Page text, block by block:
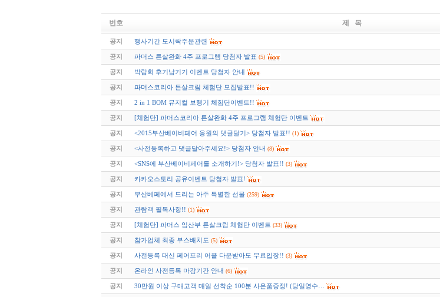
번호 제 목
공지 행사기간 도시락주문관련
공지 파머스 튼살완화 4주 프로그램 당첨자 발표 (5)
공지 박람회 후기남기기 이벤트 당첨자 안내
공지 파머스코리아 튼살크림 체험단 모집발표!!
공지 2 in 1 BOM 뮤지컬 보행기 체험단이벤트!!
공지 [체험단] 파머스코리아 튼살완화 4주 프로그램 체험단 이벤트
공지 <2015부산베이비페어 응원의 댓글달기> 당첨자 발표!! (1)
공지 <사전등록하고 댓글달아주세요!> 당첨자 안내 (8)
공지 <SNS에 부산베이비페어를 소개하기!> 당첨자 발표!! (3)
공지 카카오스토리 공유이벤트 당첨자 발표!
공지 부산베페에서 드리는 아주 특별한 선물 (259)
공지 관람객 필독사항!! (1)
공지 [체험단] 파머스 임산부 튼살크림 체험단 이벤트 (33)
공지 참가업체 최종 부스배치도 (5)
공지 사전등록 대신 페어프리 어플 다운받아도 무료입장!! (3)
공지 온라인 사전등록 마감기간 안내 (6)
공지 30만원 이상 구매고객 매일 선착순 100분 사은품증정! (당일영수…